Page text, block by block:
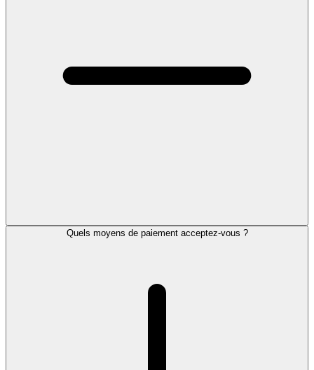
Quels moyens de paiement acceptez-vous ?